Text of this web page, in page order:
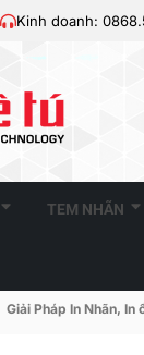
Kinh doanh:
TEM NHÃN
Giải Pháp In Nhãn, In